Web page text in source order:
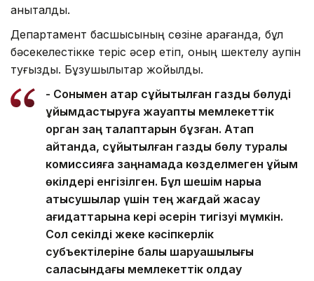
анықталды.
Департамент басшысының сөзіне қарағанда, бұл
бәсекелестікке теріс әсер етіп, оның шектелу қаупін
туғызды. Бұзушылықтар жойылды.
- Сонымен қатар сұйытылған газды бөлуді
ұйымдастыруға жауапты мемлекеттік
орган заң талаптарын бұзған. Атап
айтқанда, сұйытылған газды бөлу туралы
комиссияға заңнамада көзделмеген ұйым
өкілдері енгізілген. Бұл шешім нарыққа
қатысушылар үшін тең жағдай жасау
қағидаттарына кері әсерін тигізуі мүмкін.
Сол секілді жеке кәсіпкерлік
субъектілеріне балық шаруашылығы
саласындағы мемлекеттік қолдау